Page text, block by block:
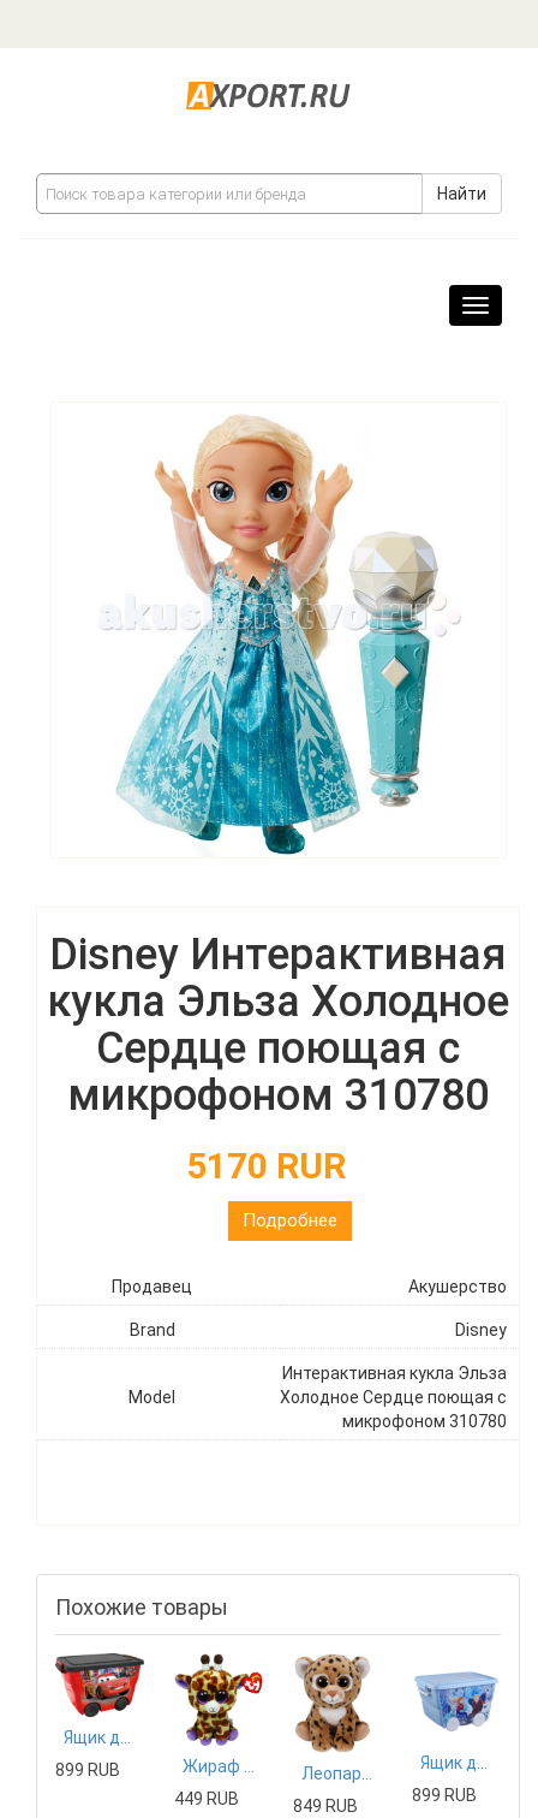
Найти
Disney Интерактивная
кукла Эльза Холодное
Сердце поющая с
микрофоном 310780
5170 RUR
Подробнее
Продавец Акушерство
Brand Disney
Model
Интерактивная кукла Эльза
Холодное Сердце поющая с
микрофоном 310780
Похожие товары
Ящик для игрушек IDEA Disney, цвет: красный
899 RUB
449 RUB
Леопард Freckles Classic 25 см
849 RUB
899 RUB